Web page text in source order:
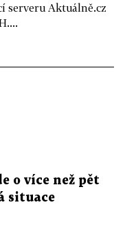
serveru Aktuálně.cz
o více než pět
situace